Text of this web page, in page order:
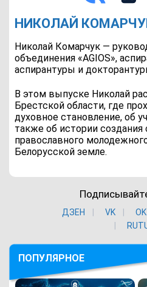
НИКОЛАЙ
Николай Комарчук —
объединения «AGIOS»,
аспирантуры и
В этом выпуске Николай
Брестской области, где
духовное становление, об
также об истории
православного
Белорусской земле.
ДЗЕН VK ОK
ПОПУЛЯРНОЕ